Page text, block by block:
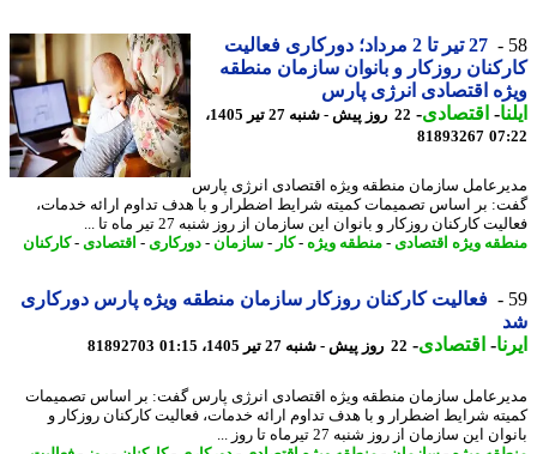
27 تیر تا 2 مرداد؛ دورکاری فعالیت
روزکار و بانوان سازمان منطقه
اقتصادی انرژی پارس
-اقتصادی-
22 روز پیش - شنبه 27 تیر 1405،
81893267
سازمان منطقه ویژه اقتصادی انرژی پارس
بر اساس تصمیمات کمیته شرایط اضطرار و با هدف تداوم ارائه خدمات،
کارکنان روزکار و بانوان این سازمان از روز شنبه 27 تیر ماه تا ...
ویژه اقتصادی-منطقه ویژه -کار -سازمان -دورکاری- اقتصادی-کارکنان
فعالیت کارکنان روزکار سازمان منطقه ویژه پارس دورکاری
-اقتصادی-22 روز پیش - شنبه 27 تیر 1405، 01:15 81892703
سازمان منطقه ویژه اقتصادی انرژی پارس گفت: بر اساس تصمیمات
شرایط اضطرار و با هدف تداوم ارائه خدمات، فعالیت کارکنان روزکار و
این سازمان از روز شنبه 27 تیرماه تا روز ...